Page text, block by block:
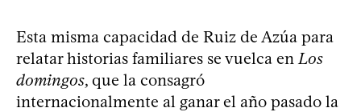
Esta misma capacidad de Ruiz de Azúa para
relatar historias familiares se vuelca en Los
domingos, que la consagró
internacionalmente al ganar el año pasado la